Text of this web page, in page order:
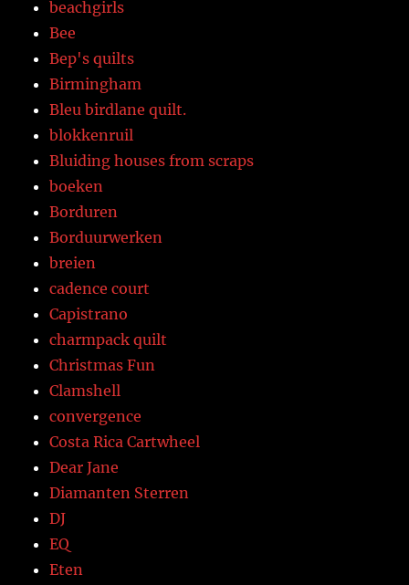
beachgirls
Bee
Bep's quilts
Birmingham
Bleu birdlane quilt.
blokkenruil
Bluiding houses from scraps
boeken
Borduren
Borduurwerken
breien
cadence court
Capistrano
charmpack quilt
Christmas Fun
Clamshell
convergence
Costa Rica Cartwheel
Dear Jane
Diamanten Sterren
DJ
EQ
Eten